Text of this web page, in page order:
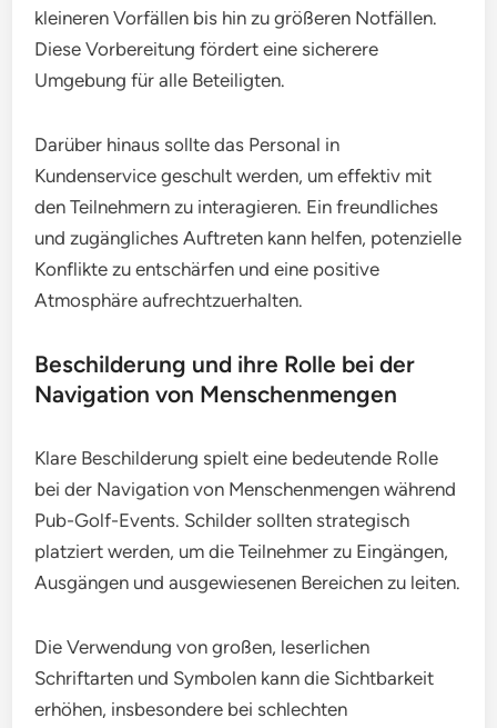
kleineren Vorfällen bis hin zu größeren Notfällen.
Diese Vorbereitung fördert eine sicherere
Umgebung für alle Beteiligten.
Darüber hinaus sollte das Personal in
Kundenservice geschult werden, um effektiv mit
den Teilnehmern zu interagieren. Ein freundliches
und zugängliches Auftreten kann helfen, potenzielle
Konflikte zu entschärfen und eine positive
Atmosphäre aufrechtzuerhalten.
Beschilderung und ihre Rolle bei der
Navigation von Menschenmengen
Klare Beschilderung spielt eine bedeutende Rolle
bei der Navigation von Menschenmengen während
Pub-Golf-Events. Schilder sollten strategisch
platziert werden, um die Teilnehmer zu Eingängen,
Ausgängen und ausgewiesenen Bereichen zu leiten.
Die Verwendung von großen, leserlichen
Schriftarten und Symbolen kann die Sichtbarkeit
erhöhen, insbesondere bei schlechten